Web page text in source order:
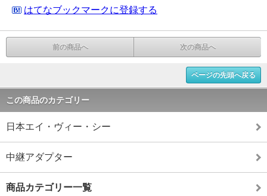
はてなブックマークに登録する
前の商品へ 次の商品へ
ページの先頭へ戻る
この商品のカテゴリー
日本エイ・ヴィー・シー
中継アダプター
商品カテゴリー一覧